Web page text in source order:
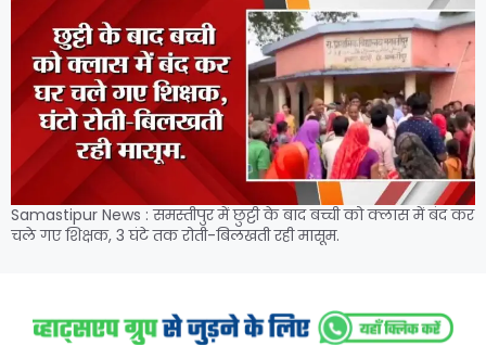
Samastipur News : समस्तीपुर में छुट्टी के बाद बच्ची को क्लास में बंद कर
चले गए शिक्षक, 3 घंटे तक रोती-बिलखती रही मासूम.